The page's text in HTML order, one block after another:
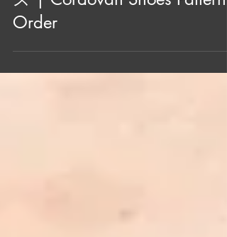
新モデル誕生！ホーウィン
製シェルコードバンシュー
ズ | Cordovan Shoes Pattern